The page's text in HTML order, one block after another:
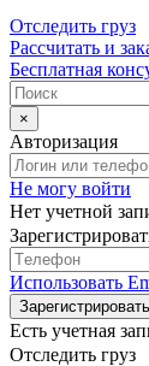
Отследить груз
Рассчитать и
Бесплатная
×
Авторизация
Не могу войти
Нет учетной
Использовать
Есть учетная
Отследить груз